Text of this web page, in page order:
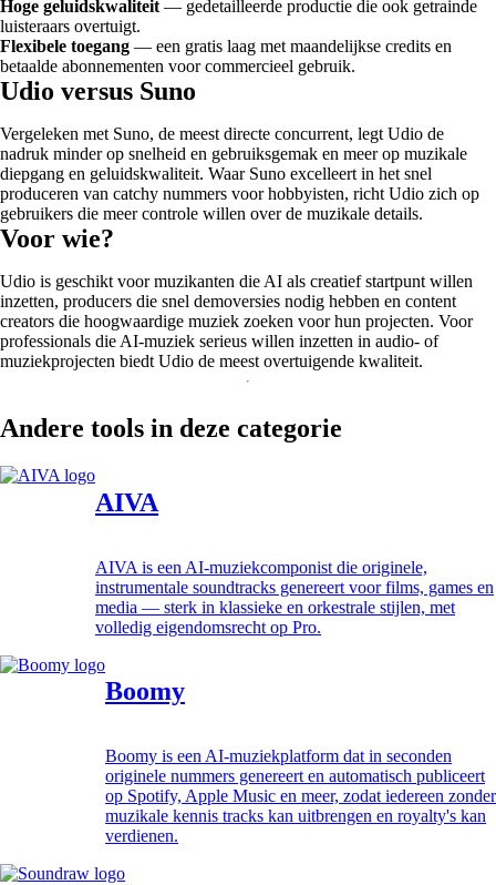
Hoge geluidskwaliteit — gedetailleerde productie die ook getrainde
luisteraars overtuigt.
Flexibele toegang — een gratis laag met maandelijkse credits en
betaalde abonnementen voor commercieel gebruik.
Udio versus Suno
Vergeleken met Suno, de meest directe concurrent, legt Udio de
nadruk minder op snelheid en gebruiksgemak en meer op muzikale
diepgang en geluidskwaliteit. Waar Suno excelleert in het snel
produceren van catchy nummers voor hobbyisten, richt Udio zich op
gebruikers die meer controle willen over de muzikale details.
Voor wie?
Udio is geschikt voor muzikanten die AI als creatief startpunt willen
inzetten, producers die snel demoversies nodig hebben en content
creators die hoogwaardige muziek zoeken voor hun projecten. Voor
professionals die AI-muziek serieus willen inzetten in audio- of
muziekprojecten biedt Udio de meest overtuigende kwaliteit.
Andere tools in deze categorie
AIVA
AIVA is een AI-muziekcomponist die originele,
instrumentale soundtracks genereert voor films, games en
media — sterk in klassieke en orkestrale stijlen, met
volledig eigendomsrecht op Pro.
Boomy
Boomy is een AI-muziekplatform dat in seconden
originele nummers genereert en automatisch publiceert
op Spotify, Apple Music en meer, zodat iedereen zonder
muzikale kennis tracks kan uitbrengen en royalty's kan
verdienen.